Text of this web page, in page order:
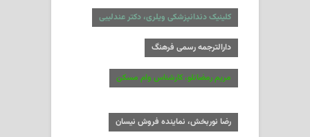
کلینیک دندانپزشکی ویلری، دکتر عندلیبی
دارالترجمه رسمی فرهنگ
مریم رمضانلو، کارشناس وام مسکن
رضا نوربخش، نماینده فروش نیسان